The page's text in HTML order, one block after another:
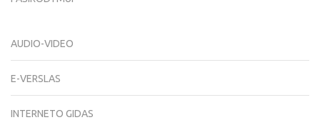
AUDIO-VIDEO
E-VERSLAS
INTERNETO GIDAS